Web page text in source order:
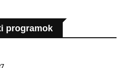
programok